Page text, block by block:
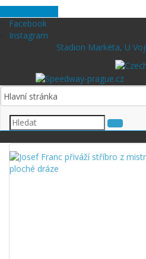
Facebook
Instagram
Stadion Markéta, U